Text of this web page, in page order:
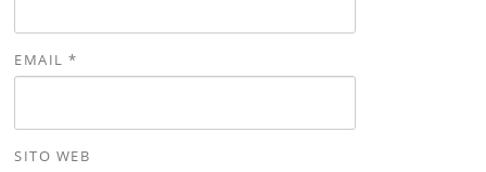
EMAIL*
SITO WEB